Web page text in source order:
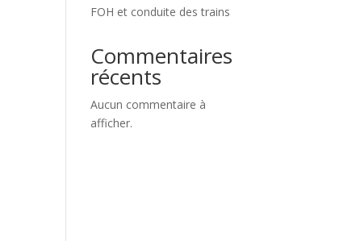
FOH et conduite des trains
Commentaires
récents
Aucun commentaire à
afficher.